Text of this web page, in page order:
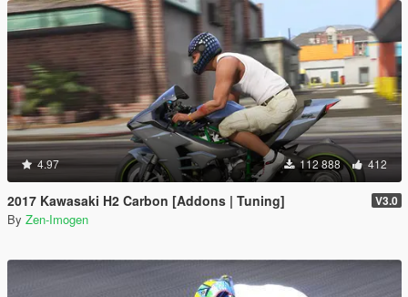
4.97 112 888 412
2017 Kawasaki H2 Carbon [Addons | Tuning] V3.0
By Zen-Imogen